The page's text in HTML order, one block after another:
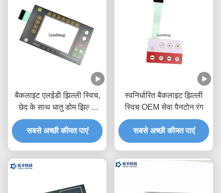
बैकलाइट एलईडी झिल्ली स्विच,
छेद के साथ धातु डोम झिल्ली
स्विच
सबसे अच्छी कीमत पाएं
स्वनिर्धारित बैकलाइट झिल्ली
स्विच OEM सेवा पैनटोन रंग
सबसे अच्छी कीमत पाएं